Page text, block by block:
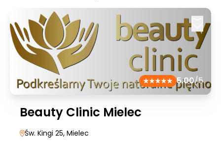
5.00/5
Beauty Clinic Mielec
Św. Kingi 25, Mielec